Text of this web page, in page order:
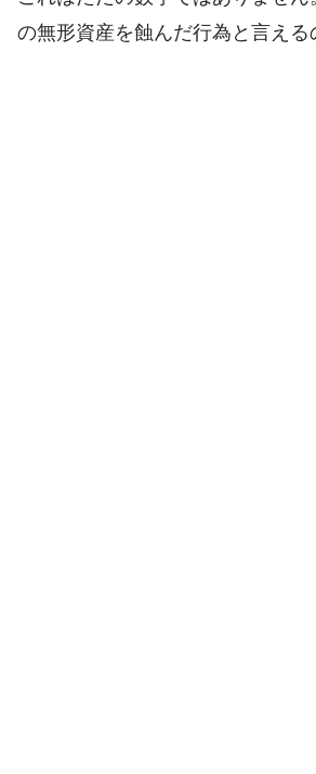
の無形資産を蝕んだ行為と言える